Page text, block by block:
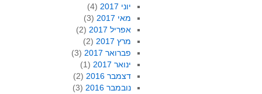
יוני 2017
(4)
מאי 2017
(3)
אפריל 2017
(2)
מרץ 2017
(2)
פברואר 2017
(3)
ינואר 2017
(1)
דצמבר 2016
(2)
נובמבר 2016
(3)